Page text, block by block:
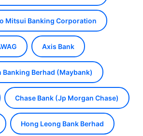
Mitsui Banking Corporation
Axis Bank
Banking Berhad (Maybank)
Chase Bank (Jp Morgan Chase)
Hong Leong Bank Berhad